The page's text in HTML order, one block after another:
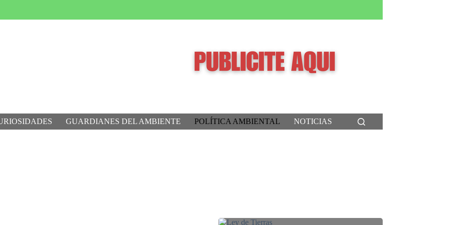
GUARDIANES DEL AMBIENTE POLÍTICA AMBIENTAL NOTICIAS